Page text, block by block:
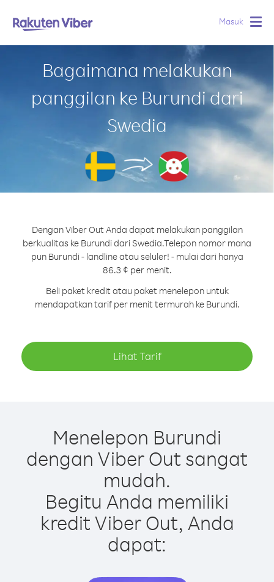
Masuk
Bagaimana melakukan
panggilan ke Burundi dari
Swedia
Dengan Viber Out Anda dapat melakukan panggilan
berkualitas ke Burundi dari Swedia.Telepon nomor mana
pun Burundi - landline atau seluler! - mulai dari hanya
86.3 ¢ per menit.
Beli paket kredit atau paket menelepon untuk
mendapatkan tarif per menit termurah ke Burundi.
Lihat Tarif
Menelepon Burundi
dengan Viber Out sangat
mudah.
Begitu Anda memiliki
kredit Viber Out, Anda
dapat: